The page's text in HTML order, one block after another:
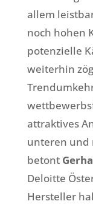
allem
noch hohen
potenzielle
weiterhin
attraktives
unteren und
betont
Deloitte
Hersteller